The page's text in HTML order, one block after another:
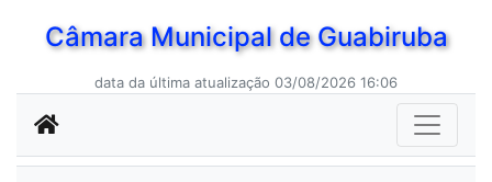
Câmara Municipal de Guabiruba
data da última atualização 03/08/2026 16:06